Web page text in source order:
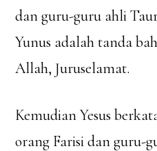
dan guru-guru ahli
Yunus adalah tanda
Allah, Juruselamat.
Kemudian Yesus
orang Farisi dan guru-